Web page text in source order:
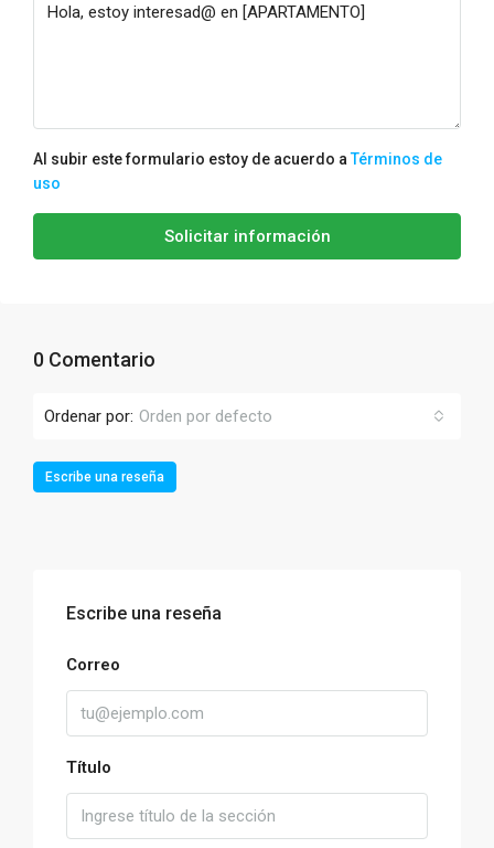
Al subir este formulario estoy de acuerdo aTérminos de
uso
Solicitar información
0 Comentario
Ordenar por: Orden por defecto
Escribe una reseña
Escribe una reseña
Correo
Título